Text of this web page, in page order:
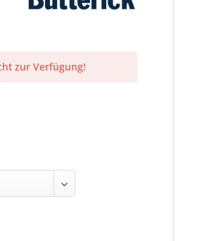
zur Verfügung!